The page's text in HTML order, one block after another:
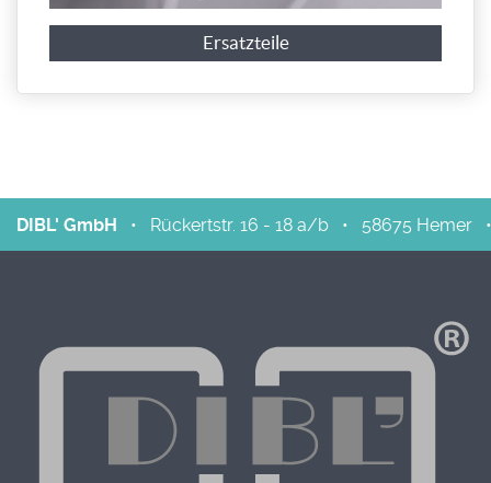
Ersatzteile
DIBL' GmbH • Rückertstr. 16 - 18 a/b • 58675 Hemer